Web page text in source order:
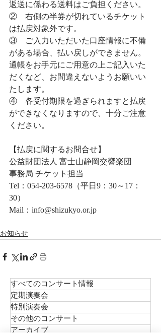
返送に係わる送料はご負担ください。
②　右側の半券が切れているチケット
は払戻対象外です。
③　ご入力いただいた口座情報に不備
がある場合、払い戻しができません。
通帳をお手元にご用意の上ご記入いた
だくなど、お間違えないようお願いい
たします。
④　各受付期限を過ぎられますと払戻
ができなくなりますので、十分ご注意
ください。
【払戻に関するお問合せ】
公益財団法人 富士山静岡交響楽団
事務局 チケット担当
Tel：054-203-6578（平日9：30～17：
30）
Mail：info@shizukyo.or.jp
お知らせ
すべてのコンサート情報
定期演奏会
特別演奏会
その他のコンサート
アーカイブ